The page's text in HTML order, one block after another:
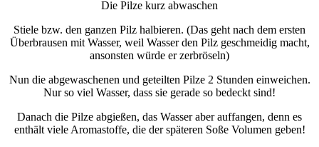
Die Pilze kurz abwaschen
Stiele bzw. den ganzen Pilz halbieren. (Das geht nach dem ersten
Überbrausen mit Wasser, weil Wasser den Pilz geschmeidig macht,
ansonsten würde er zerbröseln)
Nun die abgewaschenen und geteilten Pilze 2 Stunden einweichen.
Nur so viel Wasser, dass sie gerade so bedeckt sind!
Danach die Pilze abgießen, das Wasser aber auffangen, denn es
enthält viele Aromastoffe, die der späteren Soße Volumen geben!